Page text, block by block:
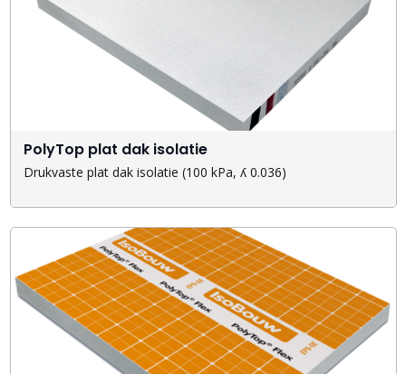
PolyTop plat dak isolatie
Drukvaste plat dak isolatie (100 kPa, ʎ 0.036)